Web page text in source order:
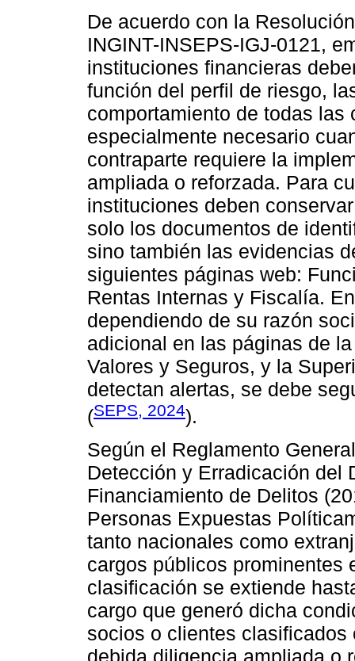
De acuerdo con la
INGINT-INSEPS-IGJ-0121,
instituciones financieras
función del perfil de riesgo,
comportamiento de todas las
especialmente necesario
contraparte requiere la
ampliada o reforzada. Para
instituciones deben
solo los documentos de
sino también las evidencias
siguientes páginas web:
Rentas Internas y Fiscalía.
dependiendo de su razón
adicional en las páginas de
Valores y Seguros, y la
detectan alertas, se debe
(SEPS, 2024).
Según el Reglamento
Detección y Erradicación del
Financiamiento de Delitos
Personas Expuestas
tanto nacionales como
cargos públicos prominentes
clasificación se extiende
cargo que generó dicha
socios o clientes
debida diligencia ampliada o